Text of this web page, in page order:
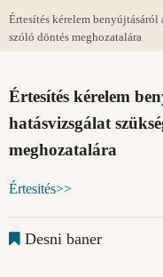
Értesítés kérelem benyújtásáról
szóló döntés meghozatalára
Értesítés kérelem
hatásvizsgálat
meghozatalára
Értesités>>
Desni baner